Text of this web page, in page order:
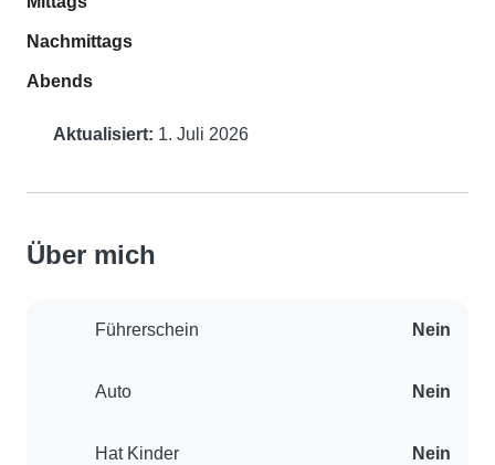
Nachmittags
Abends
Aktualisiert: 1. Juli 2026
Über mich
Führerschein Nein
Auto Nein
Hat Kinder Nein